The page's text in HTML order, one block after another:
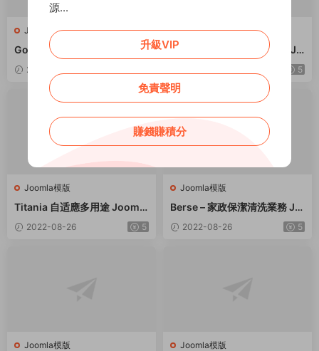
Joomla模版
GoldenA – 房産租賃出售經紀
人網站Joomla模闆
2022-08-26
Joomla模版
Krypton – 數字貨币區塊鏈 Jo
5
Joomla模版
Titania 自适應多用途 Joomla
模闆2022-08-26 5
Joomla模版
Berse – 家政保潔清洗業務 Jo
omla 網站模闆
2022-08-26 5
Joomla模版 Joomla模版
源...
升級VIP
免責聲明
賺錢賺積分